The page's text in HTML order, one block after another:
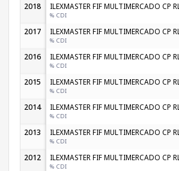
2018 ILEXMASTER FIF MULTIMERCADO CP RL
% CDI
2017 ILEXMASTER FIF MULTIMERCADO CP RL
% CDI
2016 ILEXMASTER FIF MULTIMERCADO CP RL
% CDI
2015 ILEXMASTER FIF MULTIMERCADO CP RL
% CDI
2014 ILEXMASTER FIF MULTIMERCADO CP RL
% CDI
2013 ILEXMASTER FIF MULTIMERCADO CP RL
% CDI
2012 ILEXMASTER FIF MULTIMERCADO CP RL
% CDI